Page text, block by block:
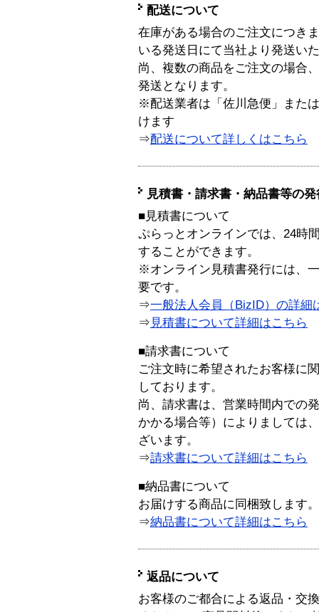
配送について
在庫がある場合のご注文につき
いる発送日にて当社より発送い
尚、複数の商品をご注文の場合
発送となります。
※配送業者は「佐川急便」また
けます
⇒配送について詳しくはこちら
見積書・請求書・納品書等の
■見積書について
ぷらっとオンラインでは、24時
することができます。
※オンライン見積書発行には、
要です。
⇒一般法人会員（BizID）の詳細
⇒ 見積書について詳細はこちら
■請求書について
ご注文時に希望されたお客様に
しております。
尚、請求書は、営業時間内での
かかる場合等）によりましては
ざいます。
⇒請求書について詳細はこちら
■納品書について
お届けする商品に同梱致します。
⇒納品書について詳細はこちら
返品について
お客様のご都合による返品・交